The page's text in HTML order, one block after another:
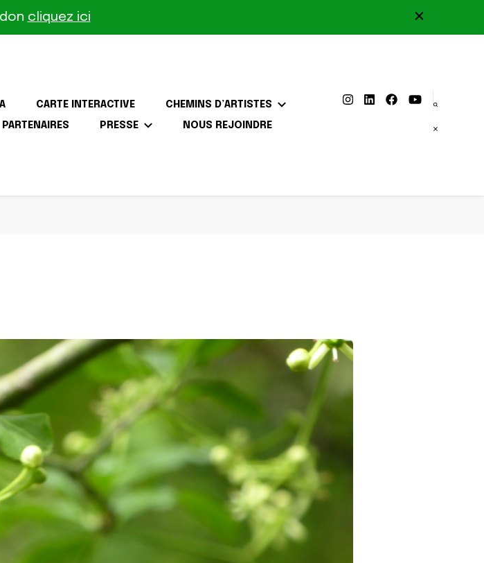
cliquez ici
CARTE INTERACTIVE
CHEMINS D’ARTISTES
PARTENAIRES PRESSE NOUS REJOINDRE